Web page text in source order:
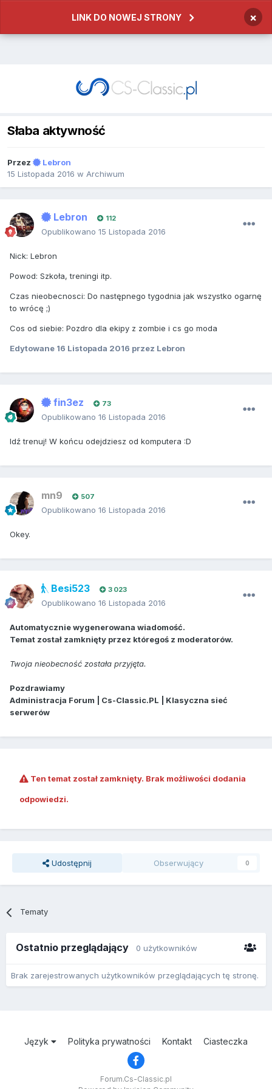
LINK DO NOWEJ STRONY ×
Słaba aktywność
Przez
Lebron
15 Listopada 2016 w Archiwum
Lebron 112
Opublikowano 15 Listopada 2016
Nick: Lebron
Powod: Szkoła, treningi itp.
Czas nieobecnosci: Do następnego tygodnia jak wszystko ogarnę
to wrócę ;)
Cos od siebie: Pozdro dla ekipy z zombie i cs go moda
Edytowane 16 Listopada 2016 przez Lebron
fin3ez 73
Opublikowano 16 Listopada 2016
Idź trenuj! W końcu odejdziesz od komputera :D
mn9 507
Opublikowano 16 Listopada 2016
Okey.
Besi523 3 023
Opublikowano 16 Listopada 2016
Automatycznie wygenerowana wiadomość.
Temat został zamknięty przez któregoś z moderatorów.
Twoja nieobecność została przyjęta.
Pozdrawiamy
Administracja Forum | Cs-Classic.PL | Klasyczna sieć
serwerów
Ten temat został zamknięty. Brak możliwości dodania
odpowiedzi.
Udostępnij Obserwujący 0
Tematy
Ostatnio przeglądający 0 użytkowników
Brak zarejestrowanych użytkowników przeglądających tę stronę.
Język Polityka prywatności Kontakt Ciasteczka
Forum.Cs-Classic.pl